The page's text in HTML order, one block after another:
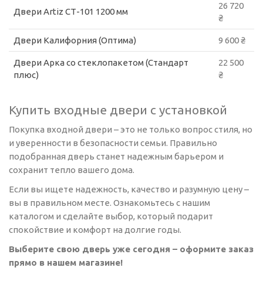
Двери Artiz СТ-101 1200 мм
26 720
₴
Двери Калифорния (Оптима) 9 600 ₴
Двери Арка со стеклопакетом (Стандарт
плюс)
22 500
₴
Купить входные двери с установкой
Покупка входной двери – это не только вопрос стиля, но
и уверенности в безопасности семьи. Правильно
подобранная дверь станет надежным барьером и
сохранит тепло вашего дома.
Если вы ищете надежность, качество и разумную цену –
вы в правильном месте. Ознакомьтесь с нашим
каталогом и сделайте выбор, который подарит
спокойствие и комфорт на долгие годы.
Выберите свою дверь уже сегодня – оформите заказ
прямо в нашем магазине!